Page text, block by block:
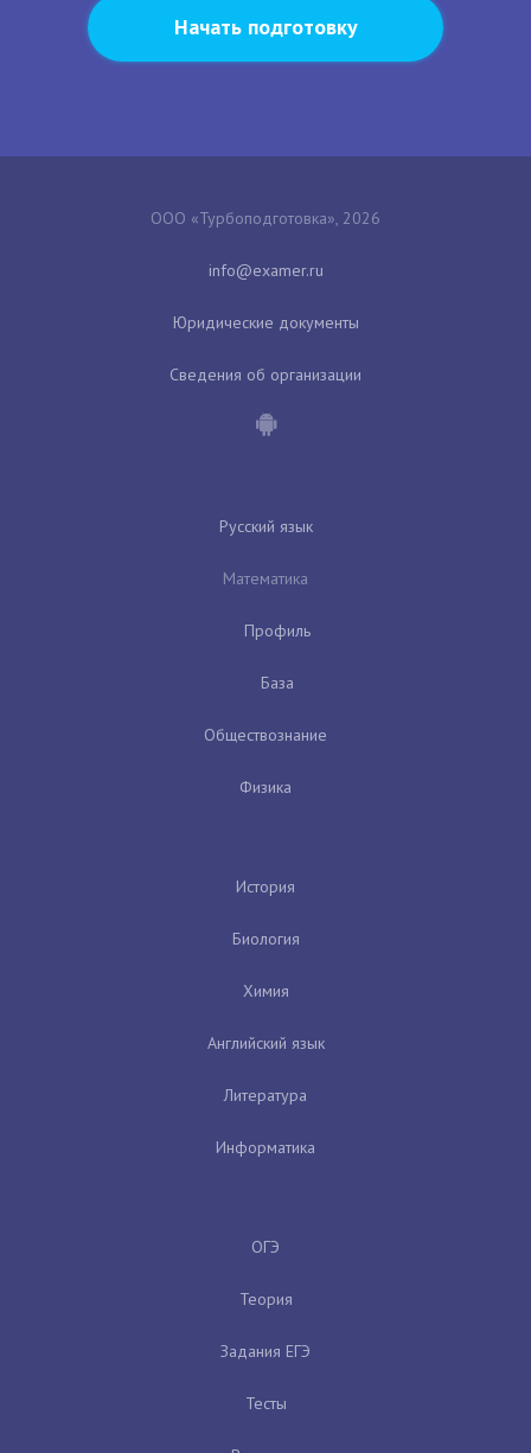
Начать подготовку
ООО «Турбоподготовка», 2026
Юридические документы
Сведения об организации
Русский язык
Математика
Профиль
База
Обществознание
Физика
История
Биология
Химия
Английский язык
Литература
Информатика
ОГЭ
Теория
Задания ЕГЭ
Тесты